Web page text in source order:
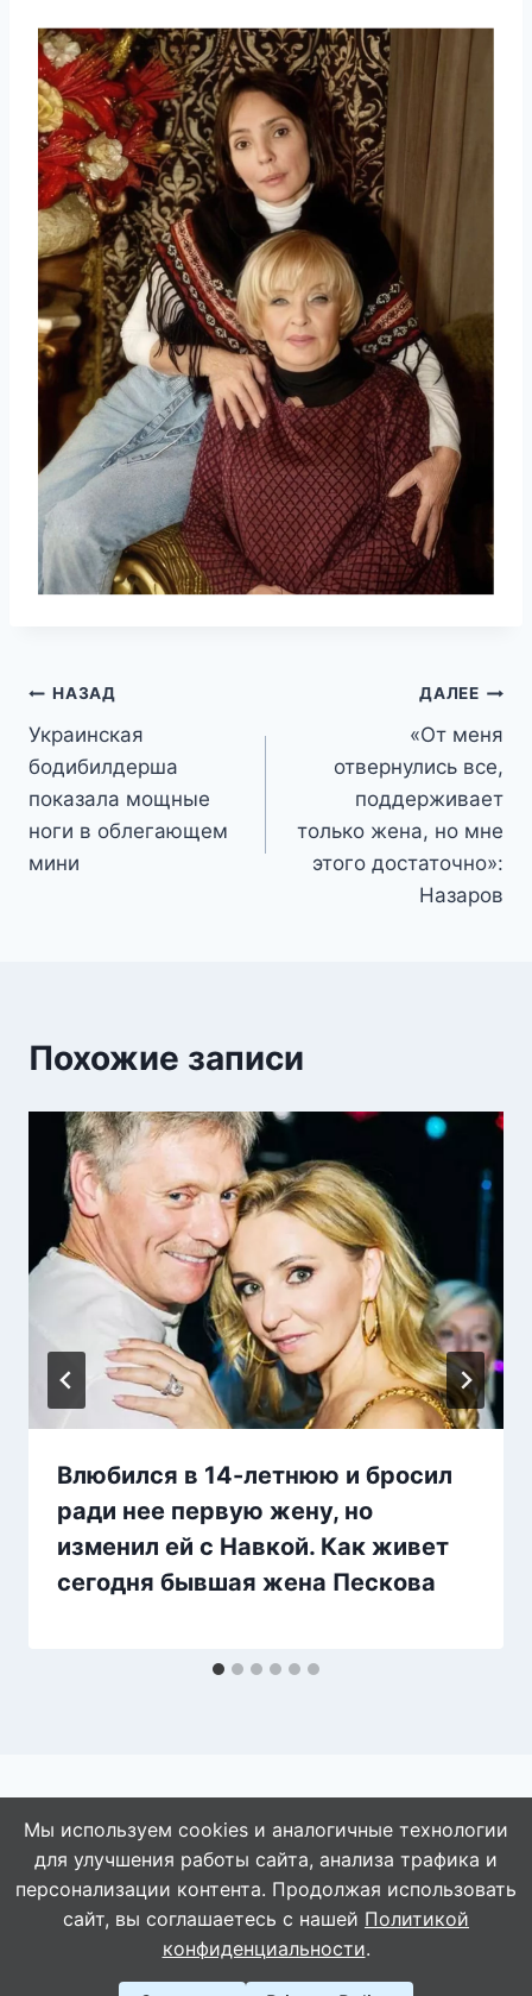
Навигация
по
записям
НАЗАД
Украинская
бодибилдерша
показала мощные
ноги в облегающем
мини
ДАЛЕЕ
«От меня
отвернулись все,
поддерживает
только жена, но мне
этого достаточно»:
Назаров
Похожие записи
Влюбился в 14-летнюю и бросил
ради нее первую жену, но
изменил ей с Навкой. Как живет
сегодня бывшая жена Пескова
© 2026 АбАлдеть!
Мы используем cookies и аналогичные технологии
для улучшения работы сайта, анализа трафика и
персонализации контента. Продолжая использовать
сайт, вы соглашаетесь с нашей Политикой
конфиденциальности.